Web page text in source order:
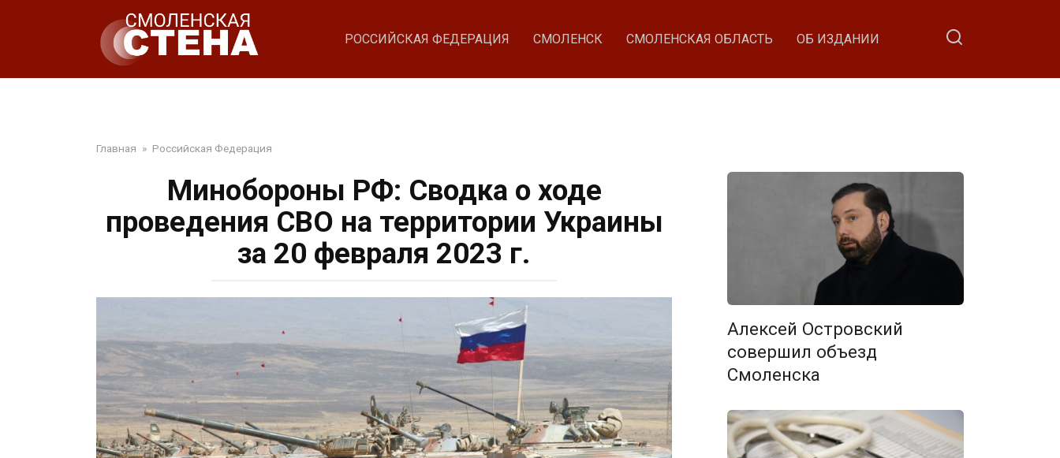
РОССИЙСКАЯ ФЕДЕРАЦИЯ СМОЛЕНСК СМОЛЕНСКАЯ ОБЛАСТЬ ОБ ИЗДАНИИ
Главная » Российская Федерация
Минобороны РФ: Сводка о ходе
проведения СВО на территории Украины
за 20 февраля 2023 г.
Алексей Островский
совершил объезд
Смоленска